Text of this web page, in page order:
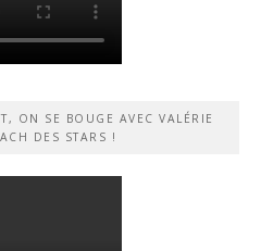
ON SE BOUGE AVEC VALÉRIE
DES STARS !